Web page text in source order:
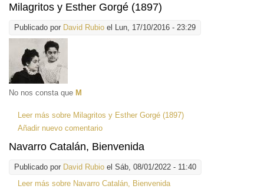
Milagritos y Esther Gorgé (1897)
Publicado por David Rubio el Lun, 17/10/2016 - 23:29
No nos consta que M
Leer más sobre Milagritos y Esther Gorgé (1897)
Añadir nuevo comentario
Navarro Catalán, Bienvenida
Publicado por David Rubio el Sáb, 08/01/2022 - 11:40
Leer más sobre Navarro Catalán, Bienvenida